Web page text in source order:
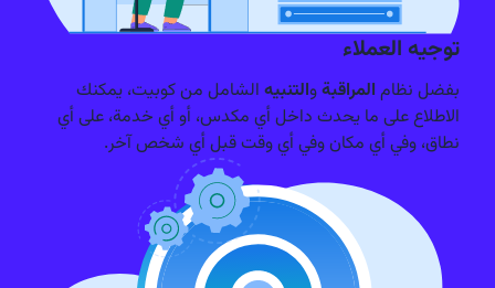
توجيه العملاء
بفضل نظام المراقبةوالتنبيه الشامل من كوبيت، يمكنك
الاطلاع على ما يحدث داخل أي مكدس، أو أي خدمة، على أي
نطاق، وفي أي مكان وفي أي وقت قبل أي شخص آخر.
أدوات التعاون الجماعي
خدمات أمن السحابة المؤسسية